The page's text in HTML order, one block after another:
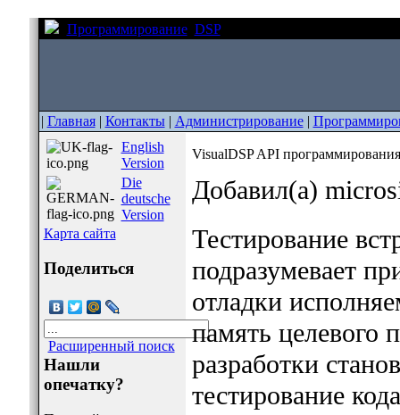
Программирование DSP
| Главная| Контакты| Администрирование|
English
Version
Die
deutsche
Version
Карта сайта
Поделиться
Расширенный поиск
Нашли
опечатку?
VisualDSP API
Добавил(а)
Тестирование
подразумевает
отладки
память целевого
разработки
тестирование